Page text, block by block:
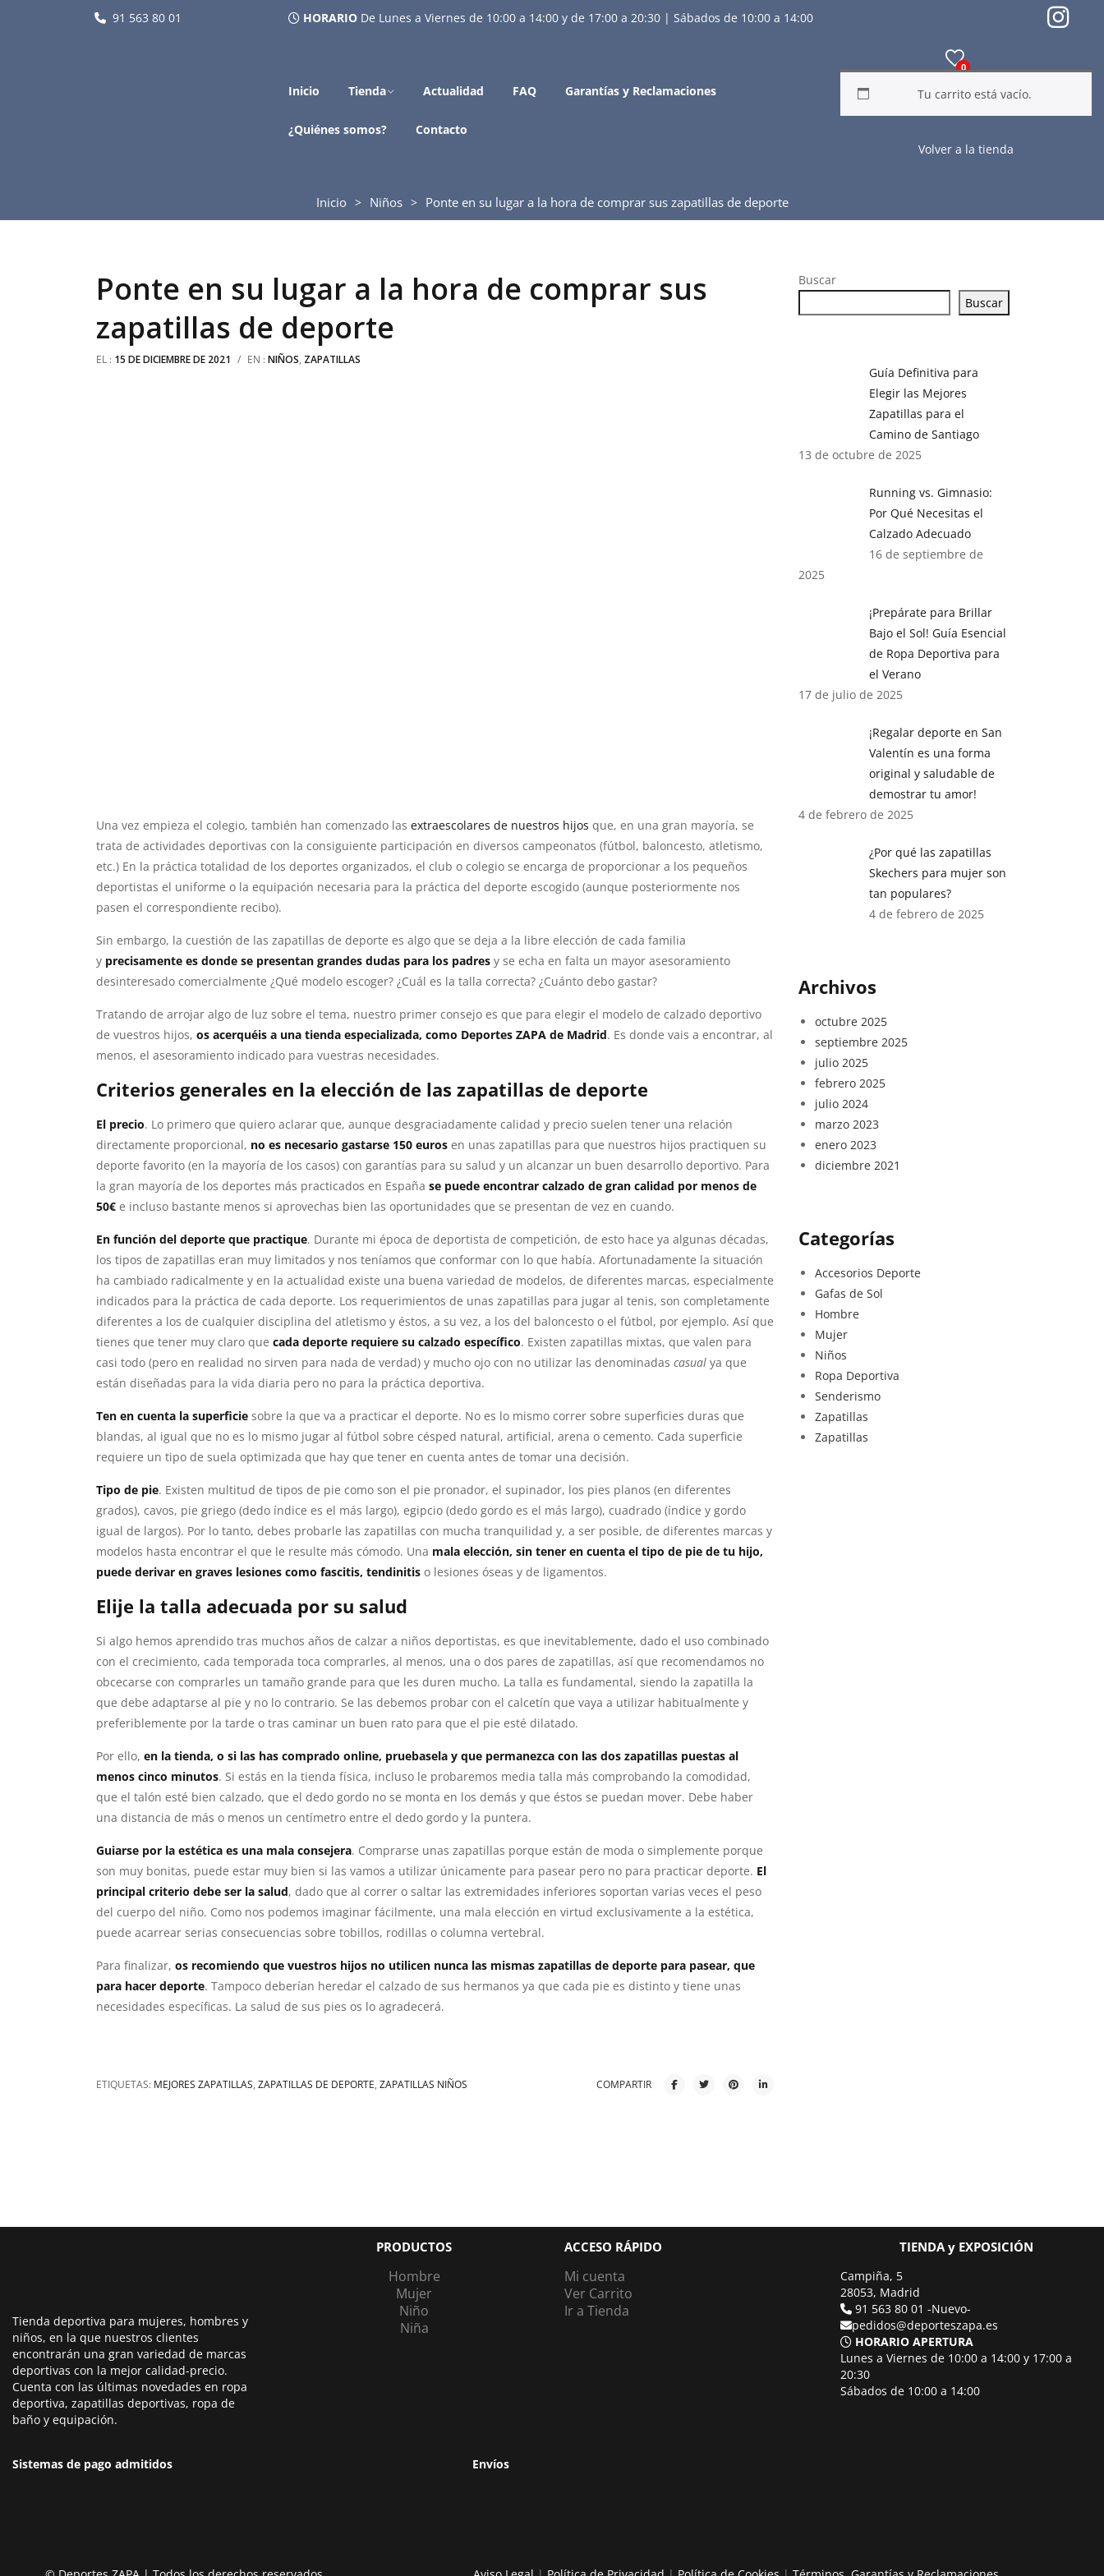
91 563 80 01 HORARIO De Lunes a Viernes de 10:00 a 14:00 y de 17:00 a 20:30 | Sábados de 10:00 a 14:00
Inicio Tienda Actualidad FAQ Garantías y Reclamaciones
¿Quiénes somos? Contacto
0
Tu carrito está vacío.
Volver a la tienda
Inicio Niños Ponte en su lugar a la hora de comprar sus zapatillas de deporte
Ponte en su lugar a la hora de comprar sus
zapatillas de deporte
EL : 15 DE DICIEMBRE DE 2021 / EN :NIÑOS, ZAPATILLAS
Una vez empieza el colegio, también han comenzado las extraescolares de nuestros hijos que, en una gran mayoría, se
trata de actividades deportivas con la consiguiente participación en diversos campeonatos (fútbol, baloncesto, atletismo,
etc.) En la práctica totalidad de los deportes organizados, el club o colegio se encarga de proporcionar a los pequeños
deportistas el uniforme o la equipación necesaria para la práctica del deporte escogido (aunque posteriormente nos
pasen el correspondiente recibo).
Sin embargo, la cuestión de las zapatillas de deporte es algo que se deja a la libre elección de cada familia
y precisamente es donde se presentan grandes dudas para los padres y se echa en falta un mayor asesoramiento
desinteresado comercialmente ¿Qué modelo escoger? ¿Cuál es la talla correcta? ¿Cuánto debo gastar?
Tratando de arrojar algo de luz sobre el tema, nuestro primer consejo es que para elegir el modelo de calzado deportivo
de vuestros hijos, os acerquéis a una tienda especializada, como Deportes ZAPA de Madrid. Es donde vais a encontrar, al
menos, el asesoramiento indicado para vuestras necesidades.
Criterios generales en la elección de las zapatillas de deporte
El precio. Lo primero que quiero aclarar que, aunque desgraciadamente calidad y precio suelen tener una relación
directamente proporcional, no es necesario gastarse 150 euros en unas zapatillas para que nuestros hijos practiquen su
deporte favorito (en la mayoría de los casos) con garantías para su salud y un alcanzar un buen desarrollo deportivo. Para
la gran mayoría de los deportes más practicados en España se puede encontrar calzado de gran calidad por menos de
50€ e incluso bastante menos si aprovechas bien las oportunidades que se presentan de vez en cuando.
En función del deporte que practique. Durante mi época de deportista de competición, de esto hace ya algunas décadas,
los tipos de zapatillas eran muy limitados y nos teníamos que conformar con lo que había. Afortunadamente la situación
ha cambiado radicalmente y en la actualidad existe una buena variedad de modelos, de diferentes marcas, especialmente
indicados para la práctica de cada deporte. Los requerimientos de unas zapatillas para jugar al tenis, son completamente
diferentes a los de cualquier disciplina del atletismo y éstos, a su vez, a los del baloncesto o el fútbol, por ejemplo. Así que
tienes que tener muy claro que cada deporte requiere su calzado específico. Existen zapatillas mixtas, que valen para
casi todo (pero en realidad no sirven para nada de verdad) y mucho ojo con no utilizar las denominadas casual ya que
están diseñadas para la vida diaria pero no para la práctica deportiva.
Ten en cuenta la superficie sobre la que va a practicar el deporte. No es lo mismo correr sobre superficies duras que
blandas, al igual que no es lo mismo jugar al fútbol sobre césped natural, artificial, arena o cemento. Cada superficie
requiere un tipo de suela optimizada que hay que tener en cuenta antes de tomar una decisión.
Tipo de pie. Existen multitud de tipos de pie como son el pie pronador, el supinador, los pies planos (en diferentes
grados), cavos, pie griego (dedo índice es el más largo), egipcio (dedo gordo es el más largo), cuadrado (índice y gordo
igual de largos). Por lo tanto, debes probarle las zapatillas con mucha tranquilidad y, a ser posible, de diferentes marcas y
modelos hasta encontrar el que le resulte más cómodo. Una mala elección, sin tener en cuenta el tipo de pie de tu hijo,
puede derivar en graves lesiones como fascitis, tendinitis o lesiones óseas y de ligamentos.
Elije la talla adecuada por su salud
Si algo hemos aprendido tras muchos años de calzar a niños deportistas, es que inevitablemente, dado el uso combinado
con el crecimiento, cada temporada toca comprarles, al menos, una o dos pares de zapatillas, así que recomendamos no
obcecarse con comprarles un tamaño grande para que les duren mucho. La talla es fundamental, siendo la zapatilla la
que debe adaptarse al pie y no lo contrario. Se las debemos probar con el calcetín que vaya a utilizar habitualmente y
preferiblemente por la tarde o tras caminar un buen rato para que el pie esté dilatado.
Por ello, en la tienda, o si las has comprado online, pruebasela y que permanezca con las dos zapatillas puestas al
menos cinco minutos. Si estás en la tienda física, incluso le probaremos media talla más comprobando la comodidad,
que el talón esté bien calzado, que el dedo gordo no se monta en los demás y que éstos se puedan mover. Debe haber
una distancia de más o menos un centímetro entre el dedo gordo y la puntera.
Guiarse por la estética es una mala consejera. Comprarse unas zapatillas porque están de moda o simplemente porque
son muy bonitas, puede estar muy bien si las vamos a utilizar únicamente para pasear pero no para practicar deporte. El
principal criterio debe ser la salud, dado que al correr o saltar las extremidades inferiores soportan varias veces el peso
del cuerpo del niño. Como nos podemos imaginar fácilmente, una mala elección en virtud exclusivamente a la estética,
puede acarrear serias consecuencias sobre tobillos, rodillas o columna vertebral.
Para finalizar, os recomiendo que vuestros hijos no utilicen nunca las mismas zapatillas de deporte para pasear, que
para hacer deporte. Tampoco deberían heredar el calzado de sus hermanos ya que cada pie es distinto y tiene unas
necesidades específicas. La salud de sus pies os lo agradecerá.
ETIQUETAS: MEJORES ZAPATILLAS, ZAPATILLAS DE DEPORTE, ZAPATILLAS NIÑOS COMPARTIR
Buscar
Buscar
Guía Definitiva para
Elegir las Mejores
Zapatillas para el
Camino de Santiago
13 de octubre de 2025
Running vs. Gimnasio:
Por Qué Necesitas el
Calzado Adecuado
16 de septiembre de
2025
¡Prepárate para Brillar
Bajo el Sol! Guía Esencial
de Ropa Deportiva para
el Verano
17 de julio de 2025
¡Regalar deporte en San
Valentín es una forma
original y saludable de
demostrar tu amor!
4 de febrero de 2025
¿Por qué las zapatillas
Skechers para mujer son
tan populares?
4 de febrero de 2025
Archivos
octubre 2025
septiembre 2025
julio 2025
febrero 2025
julio 2024
marzo 2023
enero 2023
diciembre 2021
Categorías
Accesorios Deporte
Gafas de Sol
Hombre
Mujer
Niños
Ropa Deportiva
Senderismo
Zapatillas
Zapatillas
Tienda deportiva para mujeres, hombres y
niños, en la que nuestros clientes
encontrarán una gran variedad de marcas
deportivas con la mejor calidad-precio.
Cuenta con las últimas novedades en ropa
deportiva, zapatillas deportivas, ropa de
baño y equipación.
PRODUCTOS
Hombre
Mujer
Niño
Niña
ACCESO RÁPIDO
Mi cuenta
Ver Carrito
Ir a Tienda
TIENDA y EXPOSICIÓN
Campiña, 5
28053, Madrid
91 563 80 01 -Nuevo-
pedidos@deporteszapa.es
HORARIO APERTURA
Lunes a Viernes de 10:00 a 14:00 y 17:00 a
20:30
Sábados de 10:00 a 14:00
Sistemas de pago admitidos Envíos